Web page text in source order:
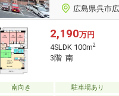
広島県呉市
2,190万円
4SLDK 100m2
3階 南
南向き 駐車場あり